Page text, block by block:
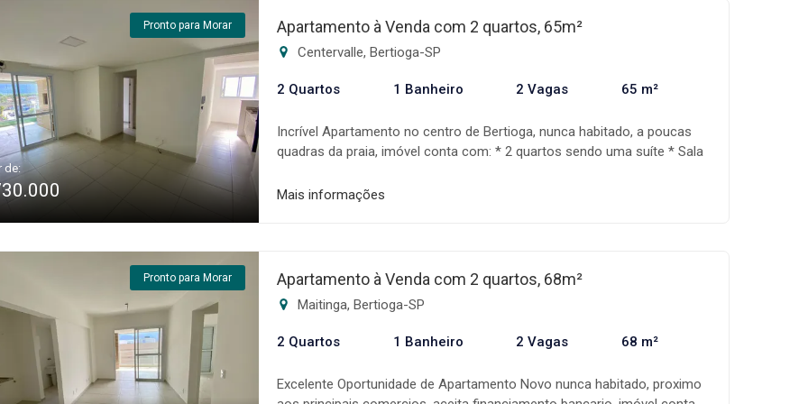
toda a fase de negociação, auxiliando assim na realização do seu
sonho! Os valores, condições e disponibilidade dos imóveis estão
sujeitos a alteração sem aviso prévio.
Pronto para Morar
de:
Apartamento à Venda com 2 quartos, 65m²
Centervalle, Bertioga-SP
2 Quartos 1 Banheiro 2 Vagas 65 m²
Incrível Apartamento no centro de Bertioga, nunca habitado, a poucas
quadras da praia, imóvel conta com: * 2 quartos sendo uma suíte * Sala
gourmet * 2 vagas de garagem * Condomínio com portaria remota 24
toda a fase de negociação, auxiliando assim na realização do seu
sonho! Os valores, condições e disponibilidade dos imóveis estão
sujeitos a alteração sem aviso prévio.
Mais informações
Pronto para Morar Apartamento à Venda com 2 quartos, 68m²
Maitinga, Bertioga-SP
2 Quartos 1 Banheiro 2 Vagas 68 m²
Excelente Oportunidade de Apartamento Novo nunca habitado, proximo